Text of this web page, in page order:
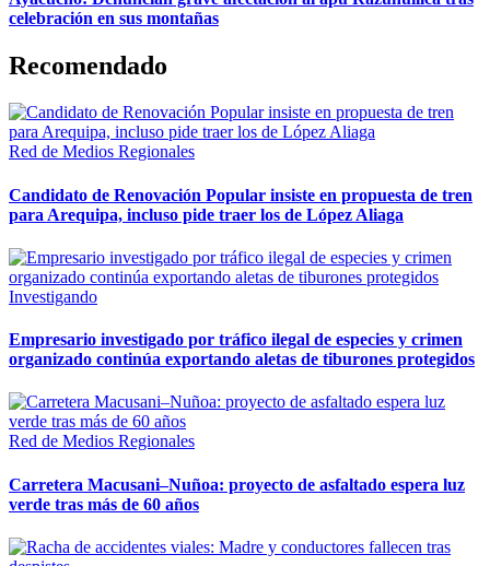
celebración en sus montañas
Recomendado
Red de Medios Regionales
Candidato de Renovación Popular insiste en propuesta de tren
para Arequipa, incluso pide traer los de López Aliaga
Investigando
Empresario investigado por tráfico ilegal de especies y crimen
organizado continúa exportando aletas de tiburones protegidos
Red de Medios Regionales
Carretera Macusani–Nuñoa: proyecto de asfaltado espera luz
verde tras más de 60 años